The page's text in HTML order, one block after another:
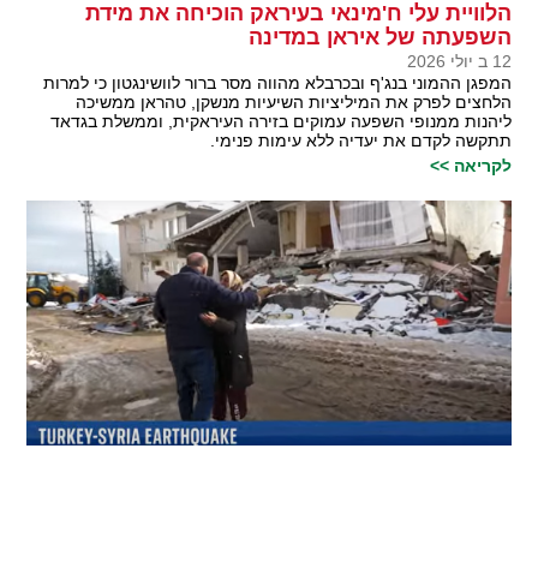
הלוויית עלי ח'מינאי בעיראק הוכיחה את מידת
השפעתה של איראן במדינה
12 ב יולי 2026
המפגן ההמוני בנג'ף ובכרבלא מהווה מסר ברור לוושינגטון כי למרות
הלחצים לפרק את המיליציות השיעיות מנשקן, טהראן ממשיכה
ליהנות ממנופי השפעה עמוקים בזירה העיראקית, וממשלת בגדאד
תתקשה לקדם את יעדיה ללא עימות פנימי.
לקריאה >>